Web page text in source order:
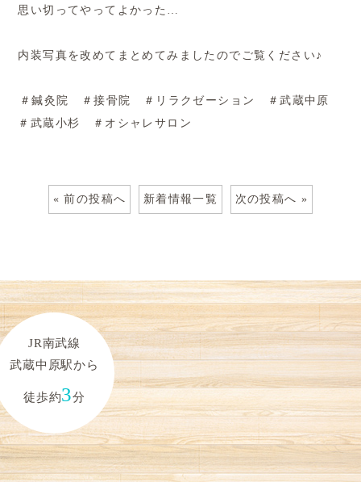
思い切ってやってよかった…
内装写真を改めてまとめてみましたのでご覧ください♪
＃鍼灸院 ＃接骨院 ＃リラクゼーション ＃武蔵中原
＃武蔵小杉 ＃オシャレサロン
« 前の投稿へ 新着情報一覧 次の投稿へ »
JR南武線
武蔵中原駅から
徒歩約3分